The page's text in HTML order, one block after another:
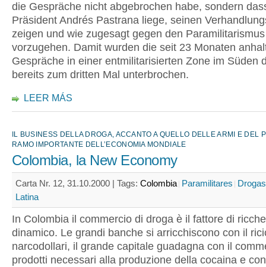
die Gespräche nicht abgebrochen habe, sondern
Präsident Andrés Pastrana liege, seinen
zeigen und wie zugesagt gegen den Paramilitarismus
vorzugehen. Damit wurden die seit 23 Monaten
Gespräche in einer entmilitarisierten Zone im Süden
bereits zum dritten Mal unterbrochen.
LEER MÁS
IL BUSINESS DELLA DROGA, ACCANTO A QUELLO DELLE ARMI E DEL
RAMO IMPORTANTE DELL’ECONOMIA MONDIALE
Colombia, la New Economy
Carta Nr. 12, 31.10.2000 | Tags: Colombia Paramilitares Drogas
Latina
In Colombia il commercio di droga è il fattore di
dinamico. Le grandi banche si arricchiscono con il
narcodollari, il grande capitale guadagna con il
prodotti necessari alla produzione della cocaina e